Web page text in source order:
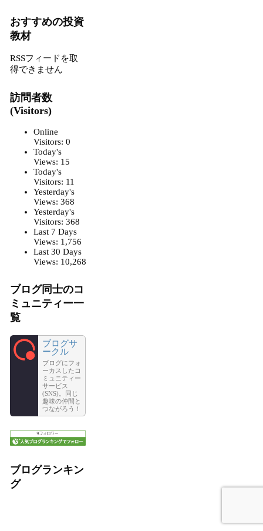
おすすめの投資
教材
RSSフィードを取
得できません
訪問者数
(Visitors)
Online
Visitors: 0
Today's
Views: 15
Today's
Visitors: 11
Yesterday's
Views: 368
Yesterday's
Visitors: 368
Last 7 Days
Views: 1,756
Last 30 Days
Views: 10,268
ブログ同士のコ
ミュニティー一
覧
ブログサ
ークル
ブログにフォ
ーカスしたコ
ミュニティー
サービス
(SNS)。同じ
趣味の仲間と
つながろう！
ブログランキン
グ